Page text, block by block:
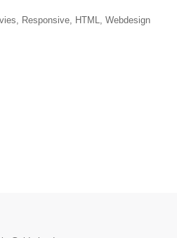
Responsive, HTML, Webdesign